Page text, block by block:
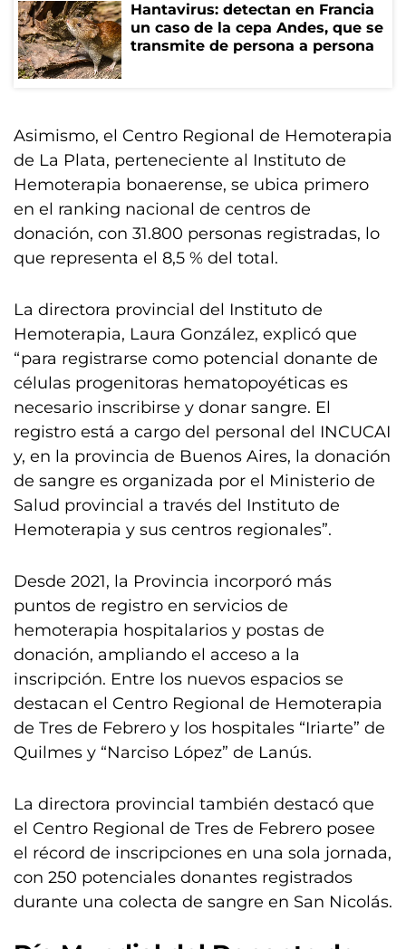
Hantavirus: detectan en Francia
un caso de la cepa Andes, que se
transmite de persona a persona
Asimismo, el Centro Regional de Hemoterapia
de La Plata, perteneciente al Instituto de
Hemoterapia bonaerense, se ubica primero
en el ranking nacional de centros de
donación, con 31.800 personas registradas, lo
que representa el 8,5 % del total.
La directora provincial del Instituto de
Hemoterapia, Laura González, explicó que
“para registrarse como potencial donante de
células progenitoras hematopoyéticas es
necesario inscribirse y donar sangre. El
registro está a cargo del personal del INCUCAI
y, en la provincia de Buenos Aires, la donación
de sangre es organizada por el Ministerio de
Salud provincial a través del Instituto de
Hemoterapia y sus centros regionales”.
Desde 2021, la Provincia incorporó más
puntos de registro en servicios de
hemoterapia hospitalarios y postas de
donación, ampliando el acceso a la
inscripción. Entre los nuevos espacios se
destacan el Centro Regional de Hemoterapia
de Tres de Febrero y los hospitales “Iriarte” de
Quilmes y “Narciso López” de Lanús.
La directora provincial también destacó que
el Centro Regional de Tres de Febrero posee
el récord de inscripciones en una sola jornada,
con 250 potenciales donantes registrados
durante una colecta de sangre en San Nicolás.